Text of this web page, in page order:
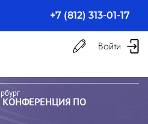
+7 (812) 313-01-17
Войти
ПО